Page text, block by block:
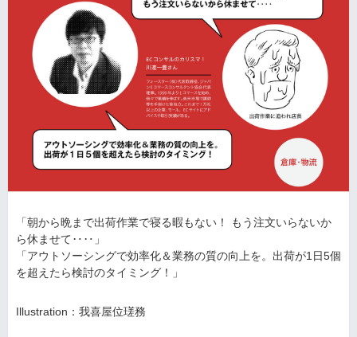
「朝から晩まで出荷作業で寝る暇もない！ もう注文いらないか
ら休ませて‥‥」
「アウトソーシングで効率化＆業務の質の向上を。出荷が1日5個
を超えたら検討のタイミング！」
Illustration：我喜屋位瑳務